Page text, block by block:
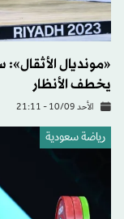
«مونديال
يخطف الأنظار
الأحد 10/09 - 21:11
رياضة سعودية